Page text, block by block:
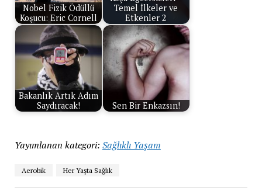
Nobel Fizik Ödüllü
Koşucu: Eric Cornell
Temel İlkeler ve
Etkenler 2
Bakanlık Artık Adım
Saydıracak!
Sen Bir Enkazsın!
Yayımlanan kategori: Sağlıklı Yaşam
Aerobik Her Yaşta Sağlık